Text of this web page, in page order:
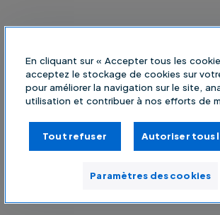
En cliquant sur « Accepter tous les
acceptez le stockage de cookies sur
pour améliorer la navigation sur le site,
utilisation et contribuer à nos efforts de
Tout refuser Autoriser tous
Paramètres des cookies